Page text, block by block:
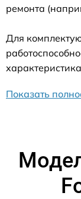
ремонта
Для
Показать